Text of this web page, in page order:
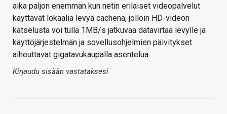
aika paljon enemmän kun netin erilaiset videopalvelut
käyttävät lokaalia levyä cachena, jolloin HD-videon
katselusta voi tulla 1MB/s jatkuvaa datavirtaa levylle ja
käyttöjärjestelmän ja sovellusohjelmien päivitykset
aiheuttavat gigatavukaupalla asentelua.
Kirjaudu sisään vastataksesi